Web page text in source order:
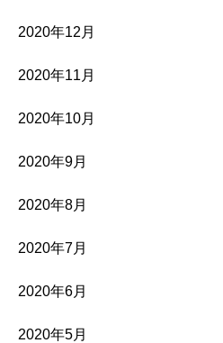
2020年12月
2020年11月
2020年10月
2020年9月
2020年8月
2020年7月
2020年6月
2020年5月